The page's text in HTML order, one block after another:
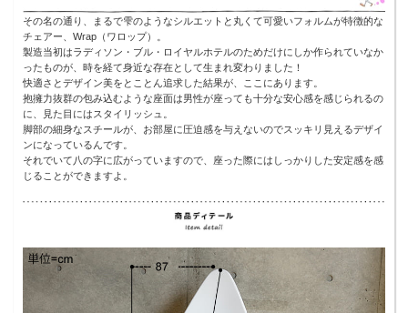
その名の通り、まるで雫のようなシルエットと丸くて可愛いフォルムが特徴的な
チェアー、Wrap（ワロップ）。
製造当初はラディソン・ブル・ロイヤルホテルのためだけにしか作られていなか
ったものが、時を経て身近な存在として生まれ変わりました！
快適さとデザイン美をとことん追求した結果が、ここにあります。
抱擁力抜群の包み込むような座面は男性が座っても十分な安心感を感じられるの
に、見た目にはスタイリッシュ。
脚部の細身なスチールが、お部屋に圧迫感を与えないのでスッキリ見えるデザイ
ンになっているんです。
それでいて八の字に広がっていますので、座った際にはしっかりした安定感を感
じることができますよ。